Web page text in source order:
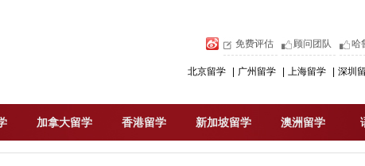
免费评估 顾问团队 哈
北京留学 广州留学 上海留学 深圳
加拿大留学 香港留学 新加坡留学 澳洲留学